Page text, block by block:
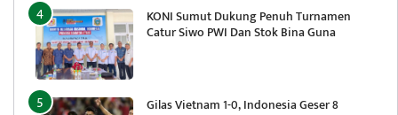
KONI Sumut Dukung Penuh Turnamen
Catur Siwo PWI Dan Stok Bina Guna
Gilas Vietnam 1-0, Indonesia Geser 8